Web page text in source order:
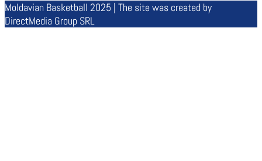
Moldavian Basketball 2025 | The site was created by
DirectMedia Group SRL